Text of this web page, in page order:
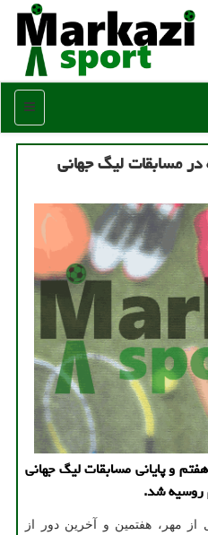
منو
مسابقات لیگ جهانی
و پایانی مسابقات لیگ جهانی
روسیه شد.
مهر، هفتمین و آخرین دور از